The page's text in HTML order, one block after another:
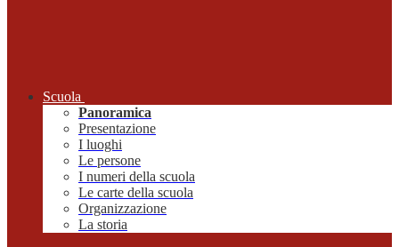
Scuola
Panoramica
Presentazione
I luoghi
Le persone
I numeri della scuola
Le carte della scuola
Organizzazione
La storia